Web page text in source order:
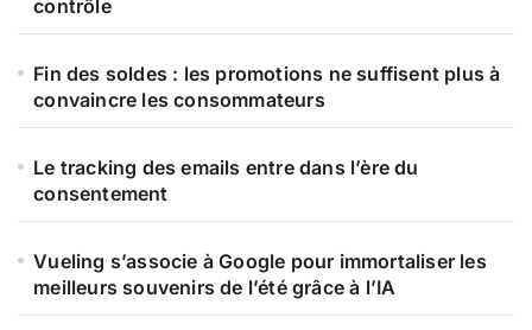
contrôle
Fin des soldes : les promotions ne suffisent plus à
convaincre les consommateurs
Le tracking des emails entre dans l’ère du
consentement
Vueling s’associe à Google pour immortaliser les
meilleurs souvenirs de l’été grâce à l’IA